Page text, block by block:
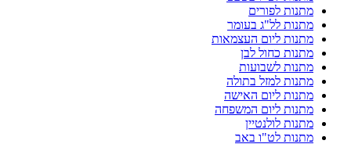
מתנות לפורים
מתנות לל"ג בעומר
מתנות ליום העצמאות
מתנות כחול לבן
מתנות לשבועות
מתנות למזל בתולה
מתנות ליום האישה
מתנות ליום המשפחה
מתנות לולנטיין
מתנות לט"ו באב